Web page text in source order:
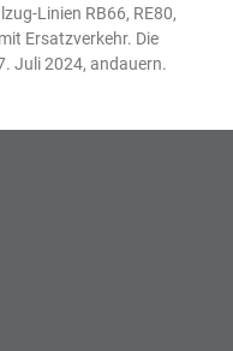
Linien RB66, RE80,
Ersatzverkehr. Die
Juli 2024, andauern.